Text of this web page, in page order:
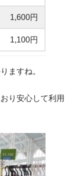
1,600円
1,100円
ますね。
り安心して利用